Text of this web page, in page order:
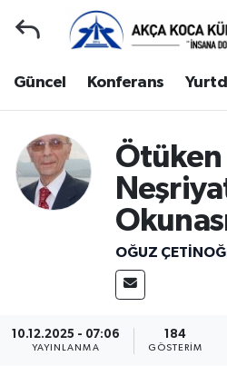
Güncel Konferans
Ötüken
OĞUZ
10.12.2025 - 07:06
YAYINLANMA
184
GÖSTERIM
Gençlerle Başbaşa
Güncel
Konferans
Yurtdışı Gezi
Yurtiçi Gezi
Ziyaretler
Kocaeli Hava Durumu
Kocaeli Namaz Vakitleri
Kocaeli Trafik Yoğunluk
Süper Lig Puan Durumu
Tüm Manşetler
Son Dakika Haberleri